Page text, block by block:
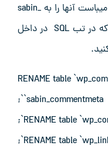
_wp هستند که بر اساس این آموزش میباست آنها را به _sabin
تغییر دهیم. برای این تغییر نیاز است که در تب SQL در داخل
RENAME table
`sabin_commentmeta`;
RENAME table
RENAME table